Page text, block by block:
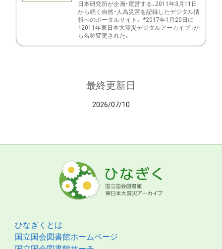
日本研究所が企画・運営する、2011年3月11日
から続く自然・人為災害を記録したデジタル情
報へのポータルサイト。 *2017年1月20日に
「2011年東日本大震災デジタルアーカイブ」か
ら名称変更された。
最終更新日
2026/07/10
ひなぎくとは
国立国会図書館ホームページ